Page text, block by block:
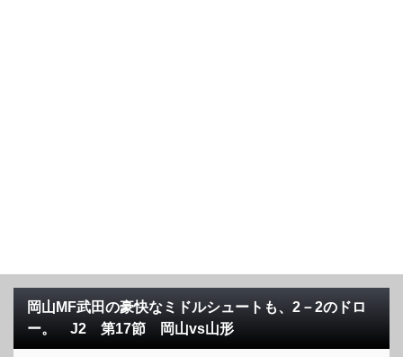
岡山MF武田の豪快なミドルシュートも、2－2のドロ
ー。 J2 第17節 岡山vs山形